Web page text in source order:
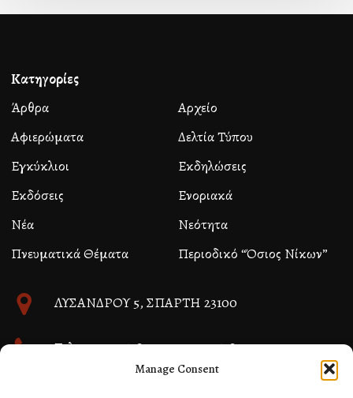
Manage Consent
Κατηγορίες
Άρθρα
Αρχείο
Αφιερώματα
Δελτία Τύπου
Εγκύκλιοι
Εκδηλώσεις
Εκδόσεις
Ενοριακά
Νέα
Νεότητα
Πνευματικά Θέματα
Περιοδικό “Όσιος Νίκων”
ΛΥΣΑΝΔΡΟΥ 5, ΣΠΑΡΤΗ 23100
Τηλ. 27310 26580 και 27310 26581